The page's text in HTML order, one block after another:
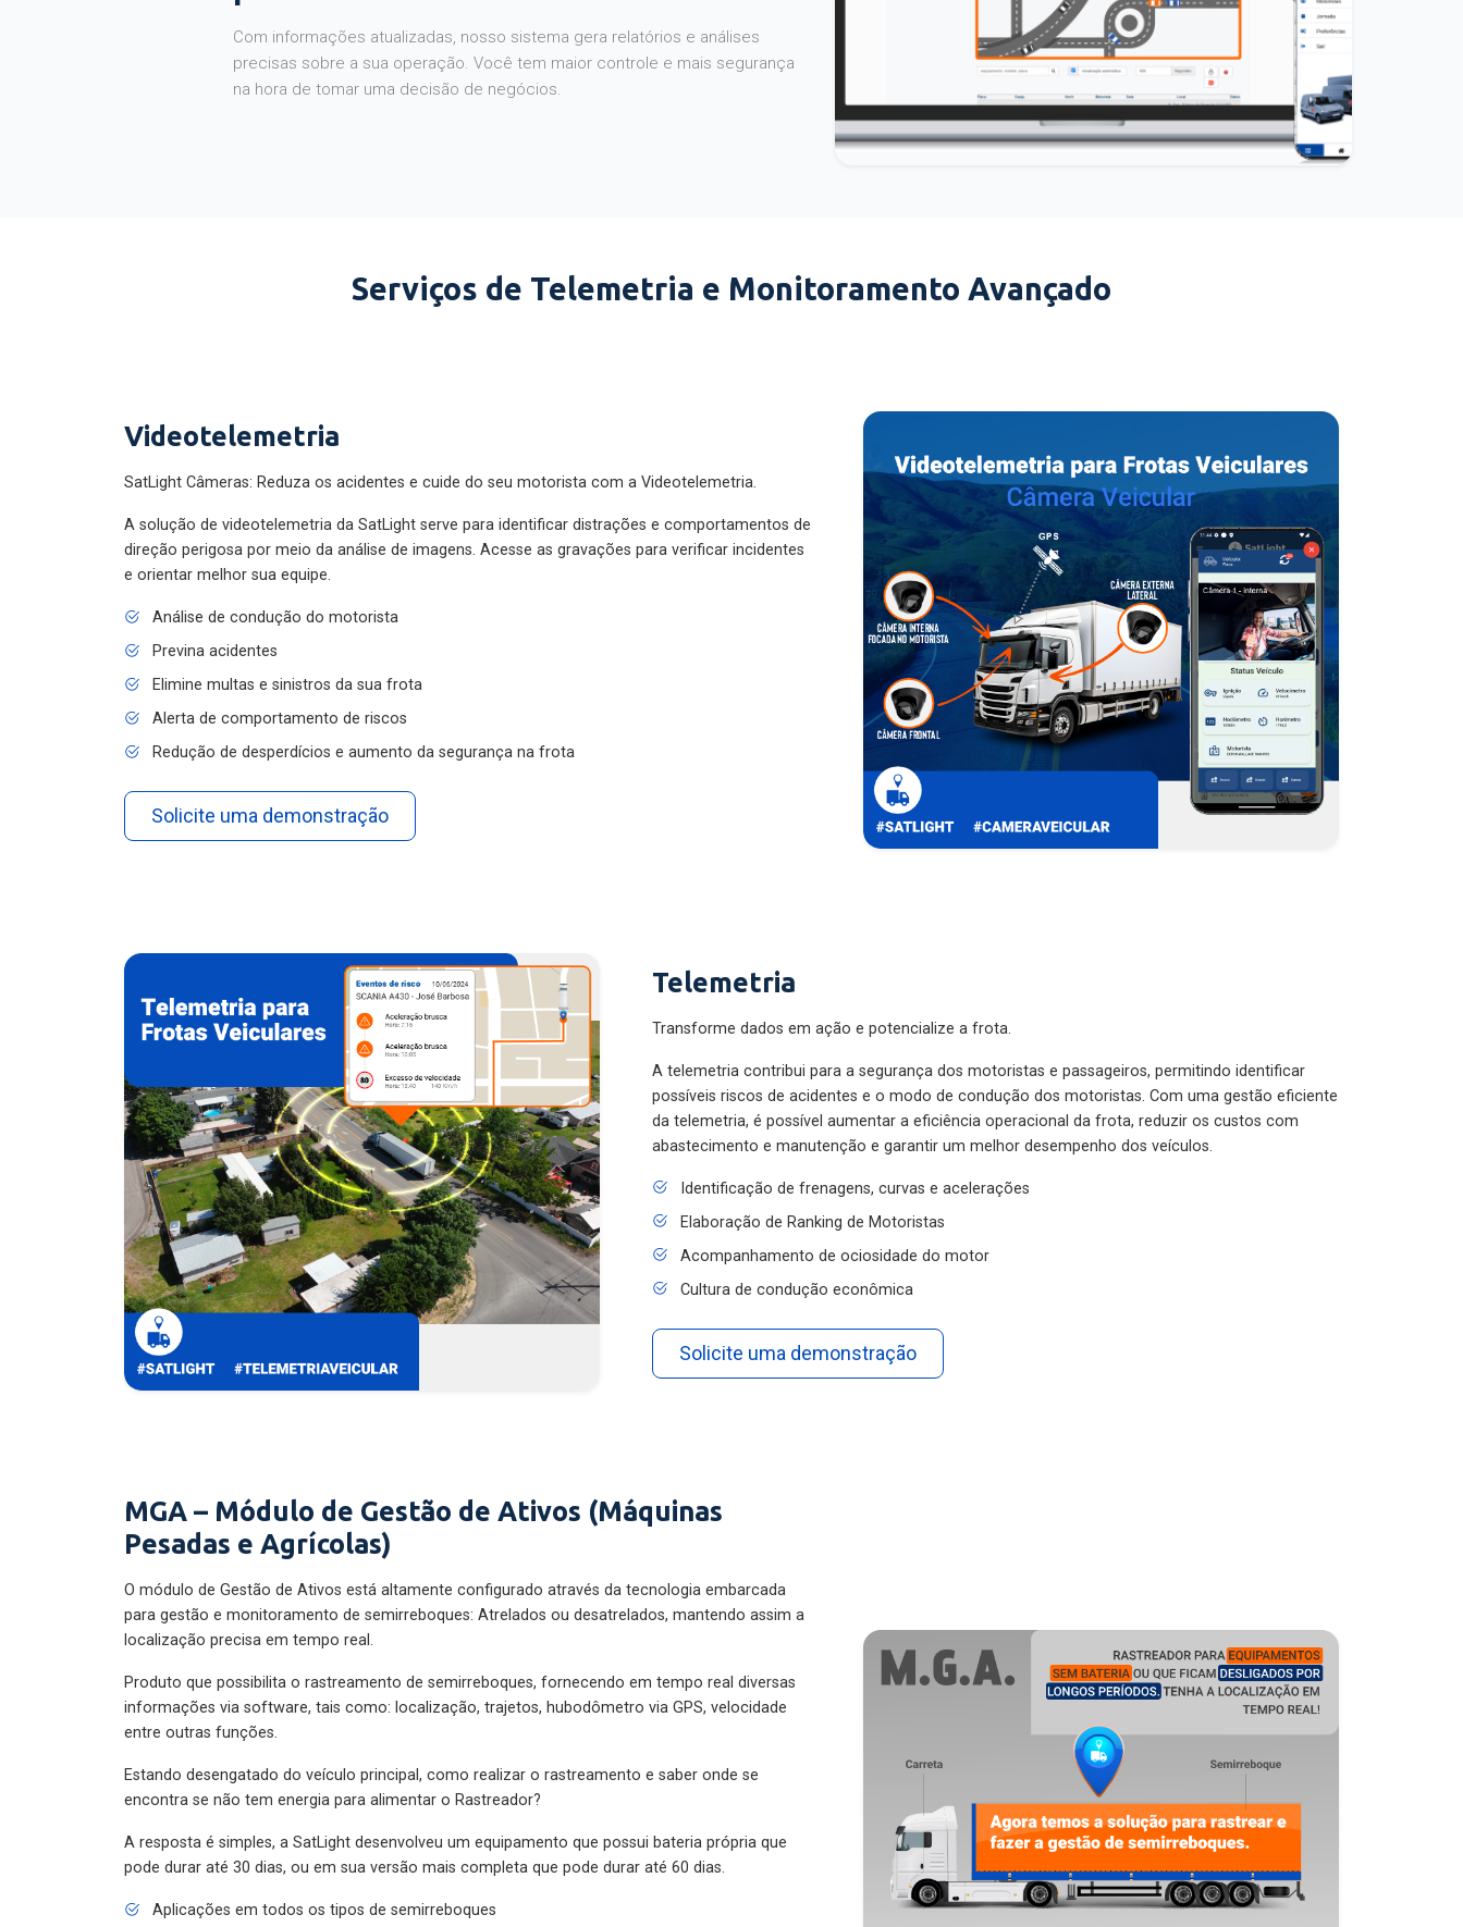
Com informações atualizadas, nosso sistema gera relatórios e análises
precisas sobre a sua operação. Você tem maior controle e mais segurança
na hora de tomar uma decisão de negócios.
Serviços de Telemetria e Monitoramento Avançado
Videotelemetria
SatLight Câmeras: Reduza os acidentes e cuide do seu motorista com a Videotelemetria.
A solução de videotelemetria da SatLight serve para identificar distrações e comportamentos de
direção perigosa por meio da análise de imagens. Acesse as gravações para verificar incidentes
e orientar melhor sua equipe.
Análise de condução do motorista
Previna acidentes
Elimine multas e sinistros da sua frota
Alerta de comportamento de riscos
Redução de desperdícios e aumento da segurança na frota
Solicite uma demonstração
Telemetria
Transforme dados em ação e potencialize a frota.
A telemetria contribui para a segurança dos motoristas e passageiros, permitindo identificar
possíveis riscos de acidentes e o modo de condução dos motoristas. Com uma gestão eficiente
da telemetria, é possível aumentar a eficiência operacional da frota, reduzir os custos com
abastecimento e manutenção e garantir um melhor desempenho dos veículos.
Identificação de frenagens, curvas e acelerações
Elaboração de Ranking de Motoristas
Acompanhamento de ociosidade do motor
Cultura de condução econômica
Solicite uma demonstração
MGA – Módulo de Gestão de Ativos (Máquinas
Pesadas e Agrícolas)
O módulo de Gestão de Ativos está altamente configurado através da tecnologia embarcada
para gestão e monitoramento de semirreboques: Atrelados ou desatrelados, mantendo assim a
localização precisa em tempo real.
Produto que possibilita o rastreamento de semirreboques, fornecendo em tempo real diversas
informações via software, tais como: localização, trajetos, hubodômetro via GPS, velocidade
entre outras funções.
Estando desengatado do veículo principal, como realizar o rastreamento e saber onde se
encontra se não tem energia para alimentar o Rastreador?
A resposta é simples, a SatLight desenvolveu um equipamento que possui bateria própria que
pode durar até 30 dias, ou em sua versão mais completa que pode durar até 60 dias.
Aplicações em todos os tipos de semirreboques